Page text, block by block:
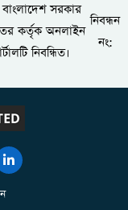
বাংলাদেশ সরকার
কর্তৃক অনলাইন
নিবন্ধিত।
নিবন্ধন
নং: